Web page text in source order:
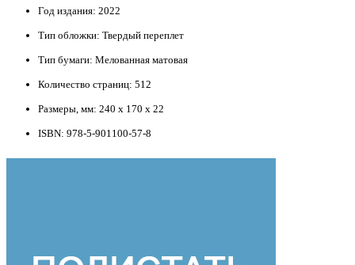
Год издания: 2022
Тип обложки: Твердый переплет
Тип бумаги: Мелованная матовая
Количество страниц: 512
Размеры, мм: 240 х 170 х 22
ISBN: 978-5-901100-57-8